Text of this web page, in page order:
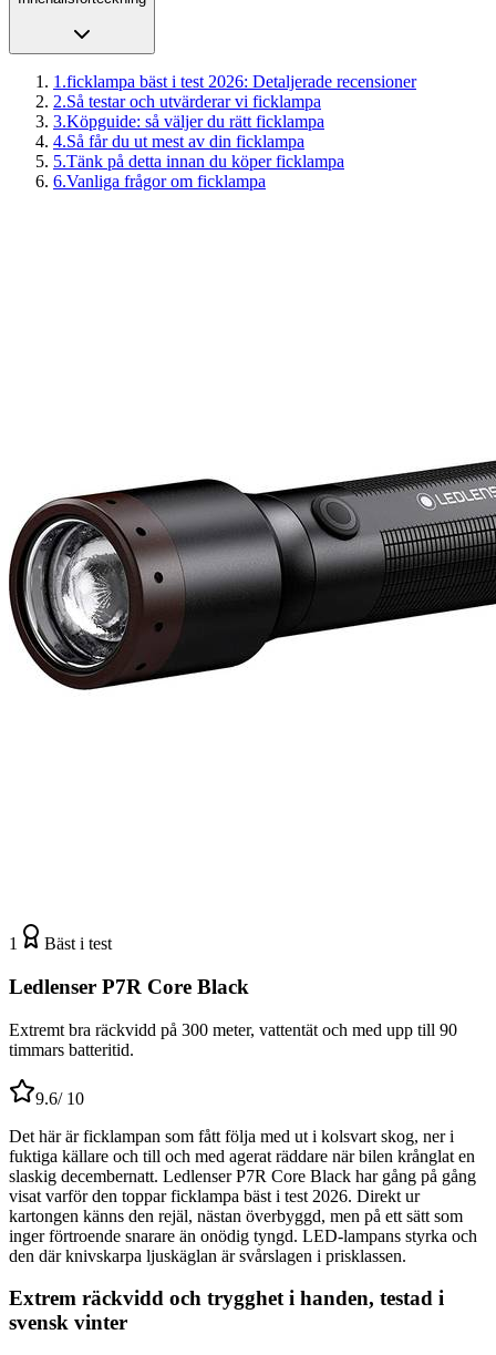
1 .ficklampa bäst i test 2026: Detaljerade recensioner
2.Så testar och utvärderar vi ficklampa
3.Köpguide: så väljer du rätt ficklampa
4.Så får du ut mest av din ficklampa
5.Tänk på detta innan du köper ficklampa
6.Vanliga frågor om ficklampa
1 Bäst i test
Ledlenser P7R Core Black
Extremt bra räckvidd på 300 meter, vattentät och med upp till 90
timmars batteritid.
9.6/ 10
Det här är ficklampan som fått följa med ut i kolsvart skog, ner i
fuktiga källare och till och med agerat räddare när bilen krånglat en
slaskig decembernatt. Ledlenser P7R Core Black har gång på gång
visat varför den toppar ficklampa bäst i test 2026. Direkt ur
kartongen känns den rejäl, nästan överbyggd, men på ett sätt som
inger förtroende snarare än onödig tyngd. LED-lampans styrka och
den där knivskarpa ljuskäglan är svårslagen i prisklassen.
Extrem räckvidd och trygghet i handen, testad i
svensk vinter